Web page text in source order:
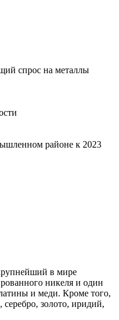
спрос на металлы
районе к 2023
в мире
никеля и один
и меди. Кроме того,
серебро, золото, иридий,